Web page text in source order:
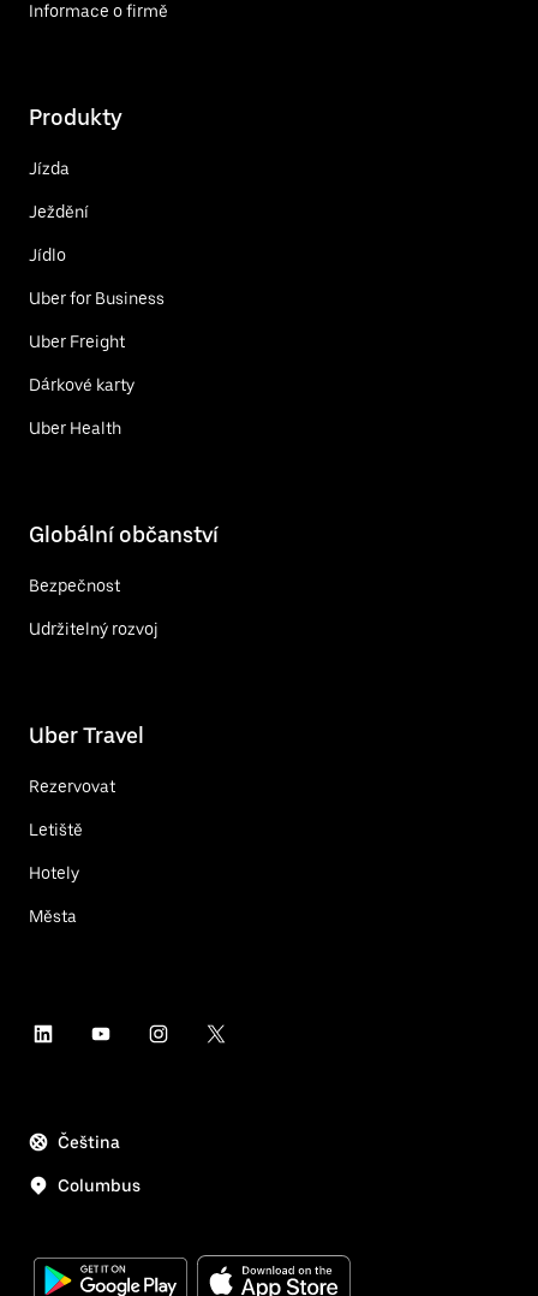
Informace o firmě
Produkty
Jízda
Ježdění
Jídlo
Uber for Business
Uber Freight
Dárkové karty
Uber Health
Globální občanství
Bezpečnost
Udržitelný rozvoj
Uber Travel
Rezervovat
Letiště
Hotely
Města
Čeština
Columbus